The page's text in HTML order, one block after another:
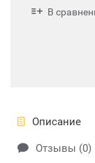
В
Описание
Отзывы (0)